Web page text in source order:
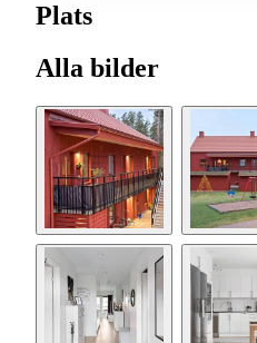
Plats
Alla bilder